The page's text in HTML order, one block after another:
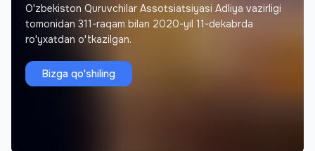
kelajakda sizlarga ham qurilish assotsiatsiyasiga aʼzo
bo'lib birgalikda ish yuritishni tavsiya qilaman.
J
Jamolovг Murodil
Asoschi, Memorial Architectural Project
O'zbekiston Quruvchilar Assotsiatsiyasi Adliya vazirligi
tomonidan 311-raqam bilan 2020-yil 11-dekabrda
ro'yxatdan o'tkazilgan.
Bizga qo'shiling